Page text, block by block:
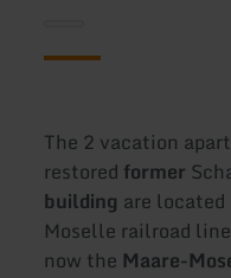
The 2 vacation
restored former
building are
Moselle railroad
now the Maare-